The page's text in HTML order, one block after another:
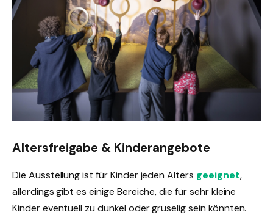
Altersfreigabe & Kinderangebote
Die Ausstellung ist für Kinder jeden Alters geeignet,
allerdings gibt es einige Bereiche, die für sehr kleine
Kinder eventuell zu dunkel oder gruselig sein könnten.